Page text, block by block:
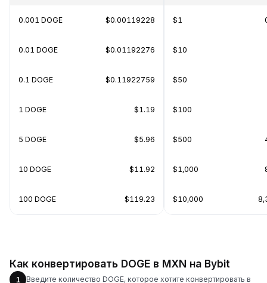
0.001 DOGE $0.00119228
0.01 DOGE $0.01192276
0.1 DOGE $0.11922759
1 DOGE $1.19
5 DOGE $5.96
10 DOGE $11.92
100 DOGE $119.23
$1
$10
$50
$100
$500
$1,000
$10,000
Как конвертировать DOGE в MXN на Bybit
1 Введите количество DOGE, которое хотите конвертировать в